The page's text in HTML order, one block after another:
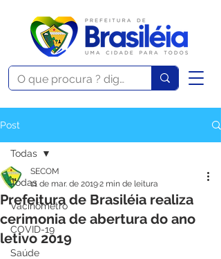
Post
Todas
Vacinômetro
COVID-19
Saúde
Todas
Prefeitura de Brasiléia realiza
cerimonia de abertura do ano
letivo 2019
SECOM
11 de mar. de 20192 min de leitura